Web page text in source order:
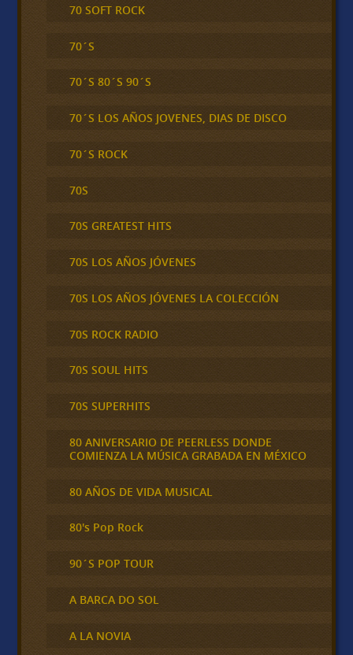
70 SOFT ROCK
70´S
70´S 80´S 90´S
70´S LOS AÑOS JOVENES, DIAS DE DISCO
70´S ROCK
70S
70S GREATEST HITS
70S LOS AÑOS JÓVENES
70S LOS AÑOS JÓVENES LA COLECCIÓN
70S ROCK RADIO
70S SOUL HITS
70S SUPERHITS
80 ANIVERSARIO DE PEERLESS DONDE
COMIENZA LA MÚSICA GRABADA EN MÉXICO
80 AÑOS DE VIDA MUSICAL
80's Pop Rock
90´S POP TOUR
A BARCA DO SOL
A LA NOVIA